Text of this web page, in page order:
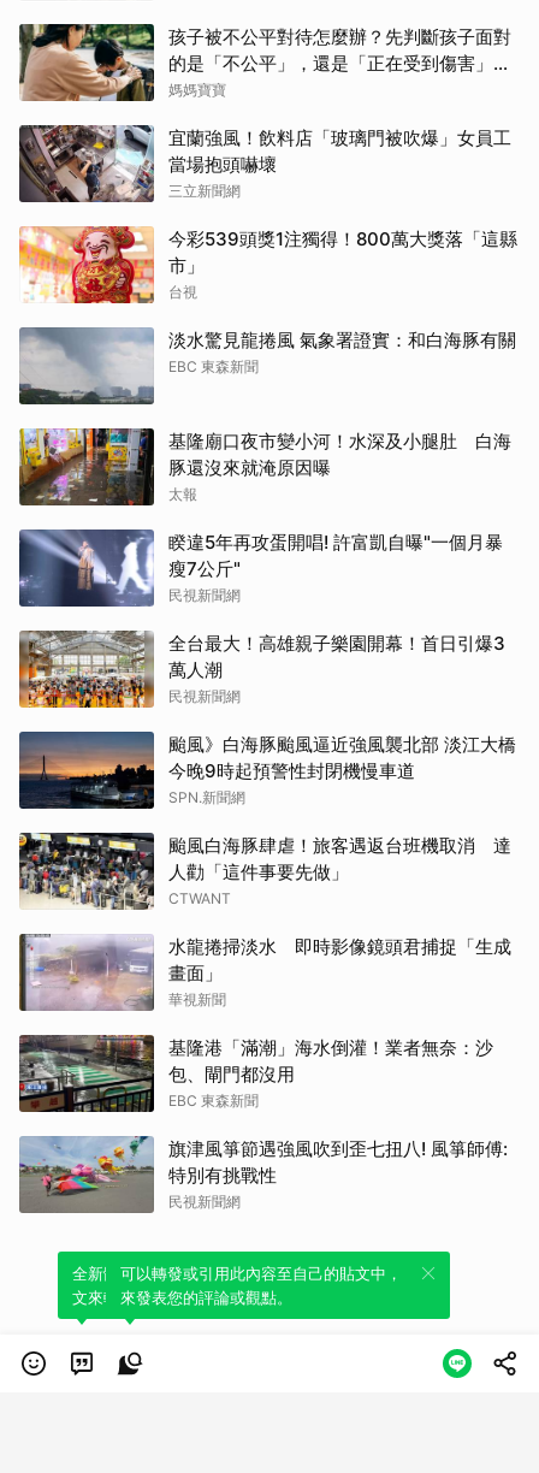
孩子被不公平對待怎麼辦？先判斷孩子面對
的是「不公平」，還是「正在受到傷害」？
處理方式完全不同
媽媽寶寶
宜蘭強風！飲料店「玻璃門被吹爆」女員工
當場抱頭嚇壞
三立新聞網
今彩539頭獎1注獨得！800萬大獎落「這縣
市」
台視
淡水驚見龍捲風 氣象署證實：和白海豚有關
EBC 東森新聞
基隆廟口夜市變小河！水深及小腿肚 白海
豚還沒來就淹原因曝
太報
睽違5年再攻蛋開唱! 許富凱自曝"一個月暴
瘦7公斤"
民視新聞網
全台最大！高雄親子樂園開幕！首日引爆3
萬人潮
民視新聞網
颱風》白海豚颱風逼近強風襲北部 淡江大橋
今晚9時起預警性封閉機慢車道
SPN.新聞網
颱風白海豚肆虐！旅客遇返台班機取消 達
人勸「這件事要先做」
CTWANT
水龍捲掃淡水 即時影像鏡頭君捕捉「生成
畫面」
華視新聞
基隆港「滿潮」海水倒灌！業者無奈：沙
包、閘門都沒用
EBC 東森新聞
旗津風箏節遇強風吹到歪七扭八! 風箏師傅:
特別有挑戰性
民視新聞網
全新體驗！一鍵引用此內容，透過發布貼
文來輕鬆表達個人立場。
可以轉發或引用此內容至自己的貼文中，
來發表您的評論或觀點。